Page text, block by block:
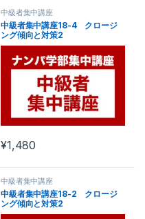
中級者集中講座
中級者集中講座18-4 クロージ
ング傾向と対策2
¥1,480
中級者集中講座
中級者集中講座18-2 クロージ
ング傾向と対策2